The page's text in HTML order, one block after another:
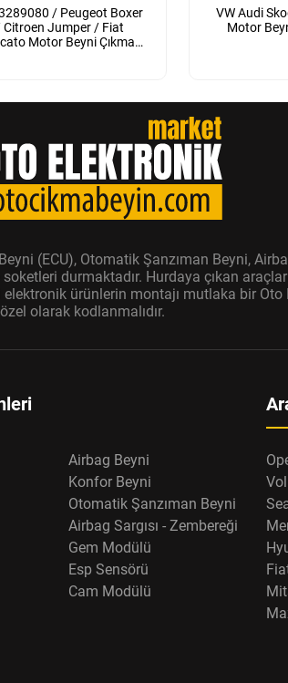
/ Peugeot Boxer
Citroen Jumper / Fiat
Motor Beyni Çıkma
VW Audi
Motor
(ECU), Otomatik Şanzıman Beyni,
durmaktadır. Hurdaya çıkan
ürünlerin montajı mutlaka bir Oto
olarak kodlanmalıdır.
Airbag Beyni
Konfor Beyni
Otomatik Şanzıman Beyni
Airbag Sargısı - Zembereği
Gem Modülü
Esp Sensörü
Cam Modülü